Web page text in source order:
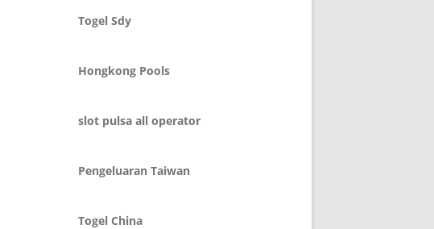
Togel Sdy
Hongkong Pools
slot pulsa all operator
Pengeluaran Taiwan
Togel China